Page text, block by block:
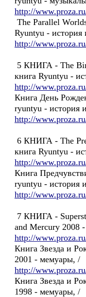
http://
The Parallel
Ryuntyu - история
http://
5 КНИГА - The
книга Ryuntyu -
http://
Книга День
ryuntyu - история
http://
6 КНИГА - The
книга Ryuntyu -
http://
Книга
ryuntyu - история
http://
7 КНИГА -
and Mercury 2008
http://
Книга Звезда и
2001 - мемуары, /
http://
Книга Звезда и
1998 - мемуары, /